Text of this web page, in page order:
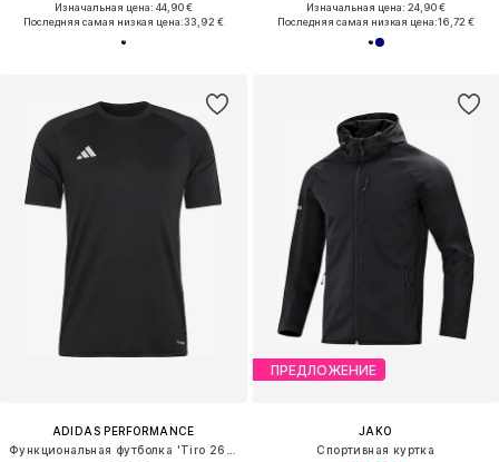
Изначальная цена: 44,90 €
Последняя самая низкая цена:33,92 €
Изначальная цена: 24,90 €
Последняя самая низкая цена:16,72 €
ADIDAS PERFORMANCE
ПРЕДЛОЖЕНИЕ
JAKO
Спортивная куртка